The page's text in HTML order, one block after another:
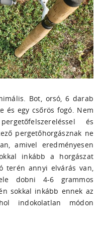
Bot, orsó, 6 darab
és egy csőrös fogó. Nem
és
pergetőhorgásznak ne
amivel eredményesen
inkább a horgászat
terén annyi elvárás van,
dobni 4-6 grammos
sokkal inkább ennek az
indokolatlan módon